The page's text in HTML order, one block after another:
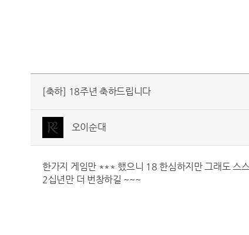
[축하] 18주년 축하드립니다
오이순대
한가지 게임만 *** 했으니 18 한심하지만 그래도 스
2십년만 더 번창하길 ~~~